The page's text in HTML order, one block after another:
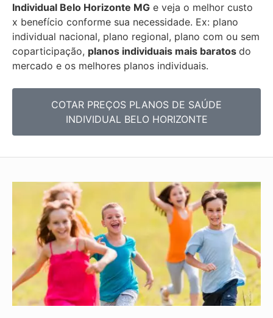
Individual Belo Horizonte MG e veja o melhor custo
x benefício conforme sua necessidade. Ex: plano
individual nacional, plano regional, plano com ou sem
coparticipação, planos individuais mais baratos do
mercado e os melhores planos individuais.
COTAR PREÇOS PLANOS DE SAÚDE
INDIVIDUAL BELO HORIZONTE